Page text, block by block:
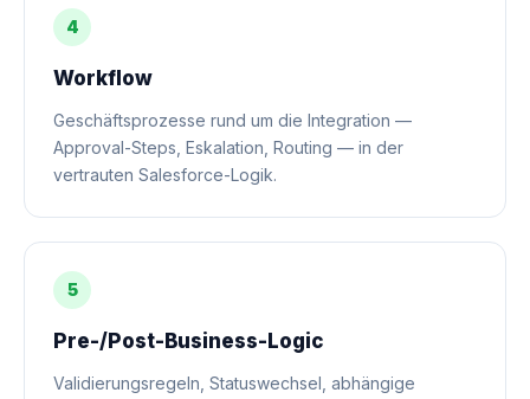
4
Workflow
Geschäftsprozesse rund um die Integration —
Approval-Steps, Eskalation, Routing — in der
vertrauten Salesforce-Logik.
5
Pre-/Post-Business-Logic
Validierungsregeln, Statuswechsel, abhängige